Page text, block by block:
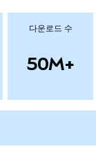
다운로드 수
50M+